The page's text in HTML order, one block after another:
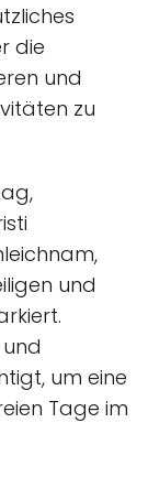
die
und
zu
und
um eine
Tage im